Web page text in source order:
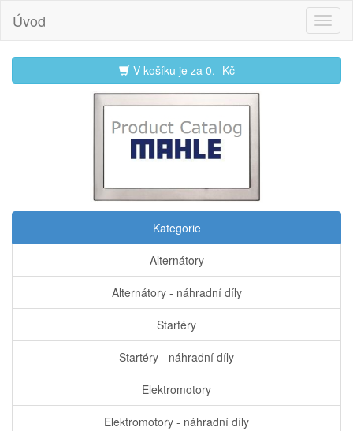
Úvod
V košíku je za 0,- Kč
Kategorie
Alternátory
Alternátory - náhradní díly
Startéry
Startéry - náhradní díly
Elektromotory
Elektromotory - náhradní díly